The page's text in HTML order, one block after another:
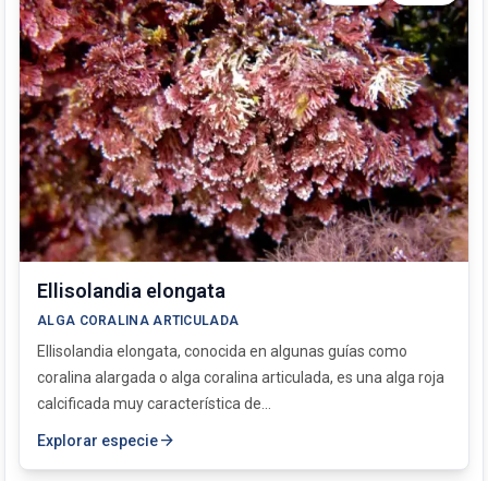
Ellisolandia elongata
ALGA CORALINA ARTICULADA
Ellisolandia elongata, conocida en algunas guías como
coralina alargada o alga coralina articulada, es una alga roja
calcificada muy característica de...
Explorar especiearrow_forward